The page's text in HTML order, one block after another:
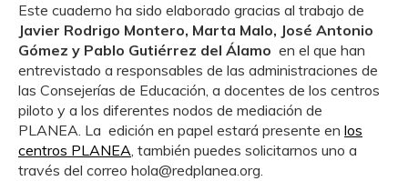
Este cuaderno ha sido elaborado gracias al trabajo de
Javier Rodrigo Montero, Marta Malo, José Antonio
Gómez y Pablo Gutiérrez del Álamo en el que han
entrevistado a responsables de las administraciones de
las Consejerías de Educación, a docentes de los centros
piloto y a los diferentes nodos de mediación de
PLANEA. La edición en papel estará presente en los
centros PLANEA, también puedes solicitarnos uno a
través del correo hola@redplanea.org.